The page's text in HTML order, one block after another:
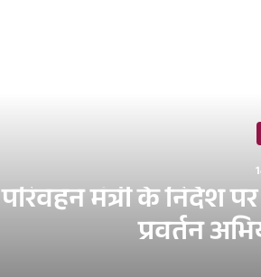
परिवहन मंत्री के निर्देश
प्रवर्तन